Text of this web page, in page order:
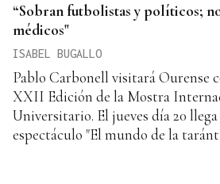
“Sobran futbolistas y políticos;
médicos"
ISABEL BUGALLO
Pablo Carbonell visitará Ourense
XXII Edición de la Mostra
Universitario. El jueves día 20
espectáculo "El mundo de la